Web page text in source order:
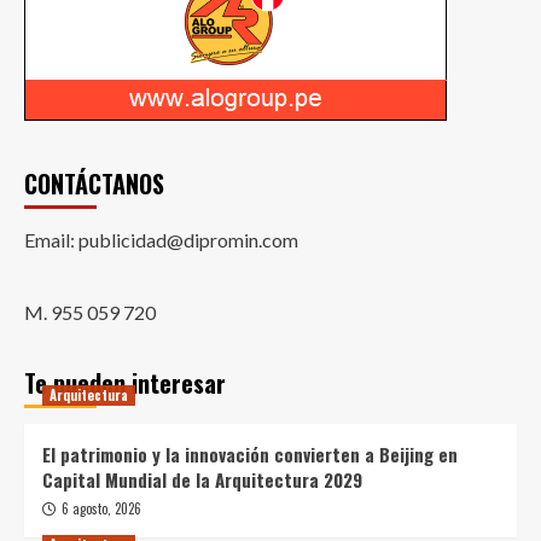
CONTÁCTANOS
Email: publicidad@dipromin.com
M. 955 059 720
Te pueden interesar
Arquitectura
El patrimonio y la innovación convierten a Beijing en
Capital Mundial de la Arquitectura 2029
6 agosto, 2026